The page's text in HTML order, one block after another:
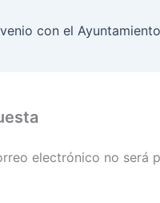
electrónico no será